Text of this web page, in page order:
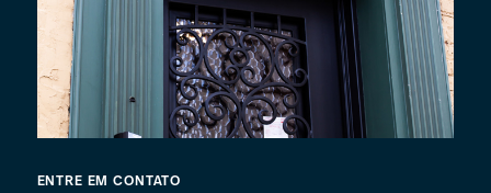
ENTRE EM CONTATO